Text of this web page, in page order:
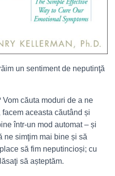
un sentiment de neputinţă
căuta moduri de a ne
aceasta căutând și
într-un mod automat – și
ne simţim mai bine și să
să fim neputincioși; cu
să așteptăm.